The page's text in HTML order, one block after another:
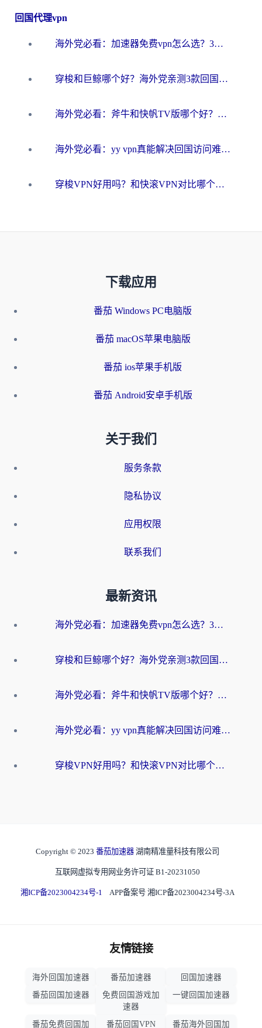
回国代理vpn
海外党必看：加速器免费vpn怎么选？3步教你无缝访问国内资源
穿梭和巨鲸哪个好？海外党亲测3款回国加速器，教你避开90%的坑
海外党必看：斧牛和快帆TV版哪个好？3分钟选对回国加速器，无缝刷B站、追热剧
海外党必看：yy vpn真能解决回国访问难题？附云极initap测评+免费方案对比
穿梭VPN好用吗？和快滚VPN对比哪个回国效果更好？海外党选回国加速器必看指南
下载应用
番茄 Windows PC电脑版
番茄 macOS苹果电脑版
番茄 ios苹果手机版
番茄 Android安卓手机版
关于我们
服务条款
隐私协议
应用权限
联系我们
最新资讯
海外党必看：加速器免费vpn怎么选？3步教你无缝访问国内资源
穿梭和巨鲸哪个好？海外党亲测3款回国加速器，教你避开90%的坑
海外党必看：斧牛和快帆TV版哪个好？3分钟选对回国加速器，无缝刷B站、追热剧
海外党必看：yy vpn真能解决回国访问难题？附云极initap测评+免费方案对比
穿梭VPN好用吗？和快滚VPN对比哪个回国效果更好？海外党选回国加速器必看指南
Copyright © 2023 番茄加速器 湖南精准量科技有限公司
互联网虚拟专用网业务许可证 B1-20231050
湘ICP备2023004234号-1 APP备案号 湘ICP备2023004234号-3A
友情链接
海外回国加速器 番茄加速器
回国加速器
番茄回国加速器
免费回国游戏加
速器
一键回国加速器
番茄免费回国加 番茄回国VPN 番茄海外回国加